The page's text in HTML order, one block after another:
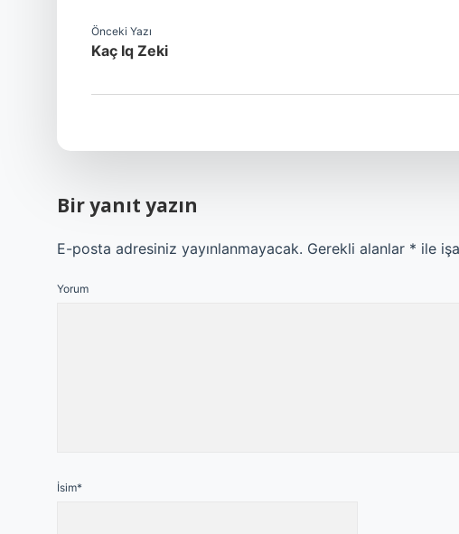
Önceki Yazı
Kaç Iq Zeki
Bir yanıt yazın
E-posta adresiniz yayınlanmayacak. Gerekli alanlar * ile
Yorum
İsim*